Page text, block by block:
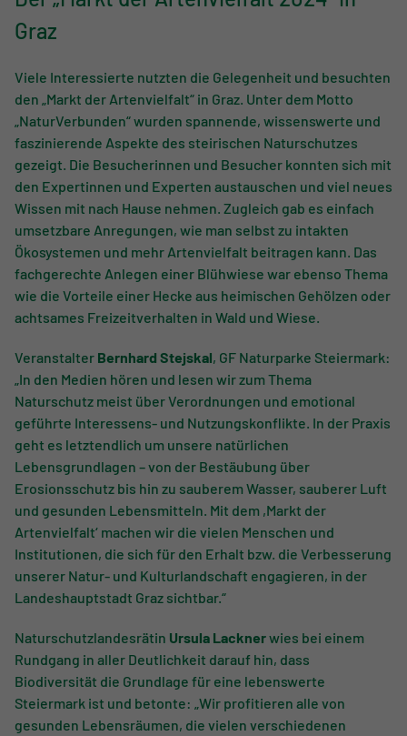
Graz
Viele Interessierte nutzten die Gelegenheit und besuchten
den „Markt der Artenvielfalt“ in Graz. Unter dem Motto
„NaturVerbunden“ wurden spannende, wissenswerte und
faszinierende Aspekte des steirischen Naturschutzes
gezeigt. Die Besucherinnen und Besucher konnten sich mit
den Expertinnen und Experten austauschen und viel neues
Wissen mit nach Hause nehmen. Zugleich gab es einfach
umsetzbare Anregungen, wie man selbst zu intakten
Ökosystemen und mehr Artenvielfalt beitragen kann. Das
fachgerechte Anlegen einer Blühwiese war ebenso Thema
wie die Vorteile einer Hecke aus heimischen Gehölzen oder
achtsames Freizeitverhalten in Wald und Wiese.
Veranstalter Bernhard Stejskal, GF Naturparke Steiermark:
„In den Medien hören und lesen wir zum Thema
Naturschutz meist über Verordnungen und emotional
geführte Interessens- und Nutzungskonflikte. In der Praxis
geht es letztendlich um unsere natürlichen
Lebensgrundlagen – von der Bestäubung über
Erosionsschutz bis hin zu sauberem Wasser, sauberer Luft
und gesunden Lebensmitteln. Mit dem ,Markt der
Artenvielfalt‘ machen wir die vielen Menschen und
Institutionen, die sich für den Erhalt bzw. die Verbesserung
unserer Natur- und Kulturlandschaft engagieren, in der
Landeshauptstadt Graz sichtbar.“
Naturschutzlandesrätin Ursula Lacknerwies bei einem
Rundgang in aller Deutlichkeit darauf hin, dass
Biodiversität die Grundlage für eine lebenswerte
Steiermark ist und betonte: „Wir profitieren alle von
gesunden Lebensräumen, die vielen verschiedenen